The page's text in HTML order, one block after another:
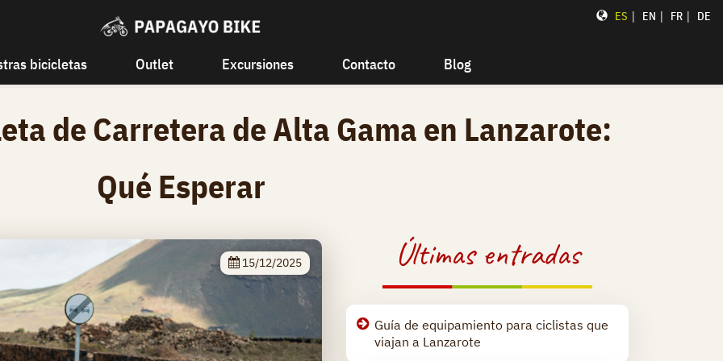
ES | EN | FR | DE
bicicletas Outlet Excursiones Contacto Blog
de Carretera de Alta Gama en Lanzarote:
Qué Esperar
15/12/2025 Últimas entradas
Guía de equipamiento para ciclistas que
viajan a Lanzarote